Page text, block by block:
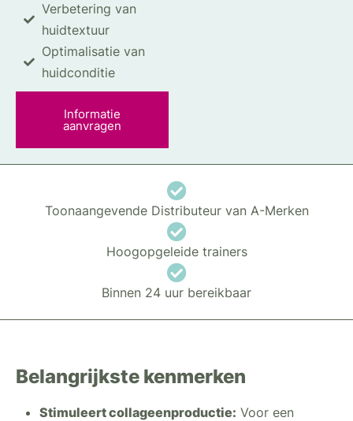
Verbetering van
huidtextuur
Optimalisatie van
huidconditie
Informatie
aanvragen
Toonaangevende Distributeur van A-Merken
Hoogopgeleide trainers
Binnen 24 uur bereikbaar
Belangrijkste kenmerken
Stimuleert collageenproductie: Voor een